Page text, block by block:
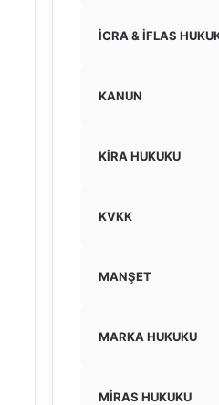
İCRA & İFLAS
KANUN
KİRA HUKUKU
KVKK
MANŞET
MARKA HUKUKU
MİRAS HUKUKU